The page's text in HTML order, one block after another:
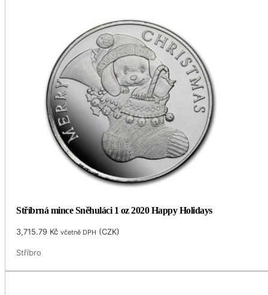
Stříbrná mince Sněhuláci 1 oz 2020 Happy Holidays
3,715.79 Kč včetně DPH (CZK)
Stříbro